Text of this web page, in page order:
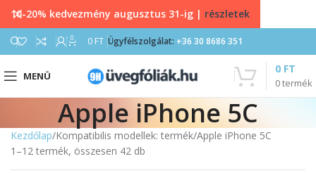
0 0 FT Ügyfélszolgálat: +36 30 8686 351
MENÜ
0termék
0 FT
Apple iPhone 5C
Kezdőlap Kompatibilis modellek: termék Apple iPhone 5C
1–12 termék, összesen 42 db
10-20% kedvezmény augusztus 31-ig | részletek